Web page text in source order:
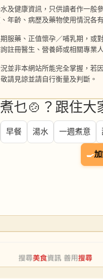
及健康資訊，只供讀者作一般
年齡、病歷及藥物使用情況各
服藥、正值懷孕／哺乳期，或
註冊醫生、營養師或相關專業
並非本網站所能完全掌握，若
請見諒並請自行衡量及判斷。
乜🍲？跟住大
早餐 湯水 一週煮意
🍳